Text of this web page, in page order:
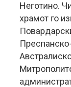
Неготино.
храмот го